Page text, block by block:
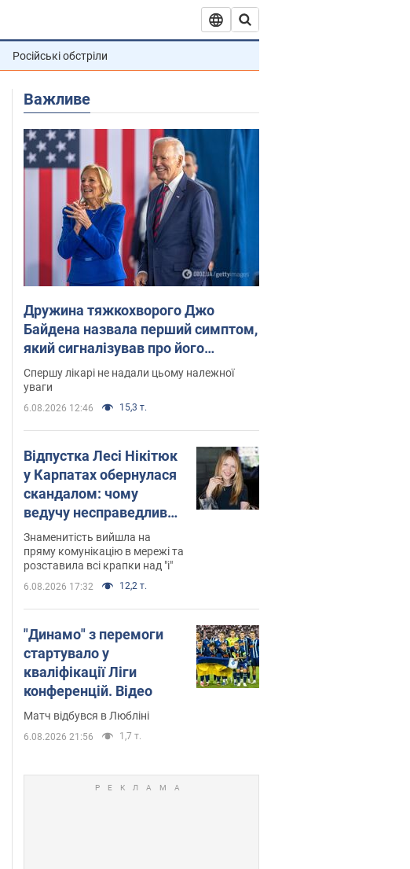
Російські обстріли
Важливе
Дружина тяжкохворого Джо
Байдена назвала перший симптом,
який сигналізував про його
"агресивний" рак
Спершу лікарі не надали цьому належної
уваги
6.08.2026 12:46 15,3 т.
Відпустка Лесі Нікітюк
у Карпатах обернулася
скандалом: чому
ведучу несправедливо
захейтили
Знаменитість вийшла на
пряму комунікацію в мережі та
розставила всі крапки над "і"
6.08.2026 17:32 12,2 т.
"Динамо" з перемоги
стартувало у
кваліфікації Ліги
конференцій. Відео
Матч відбувся в Любліні
6.08.2026 21:56 1,7 т.